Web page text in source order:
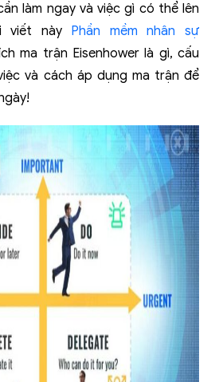
làm ngay và việc gì có thể lên
viết này Phần mềm nhân sự
ma trận Eisenhower là gì, cấu
và cách áp dụng ma trận để